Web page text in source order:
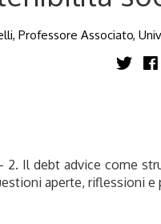
Professore Associato,
2. Il debt advice come
aperte, riflessioni e